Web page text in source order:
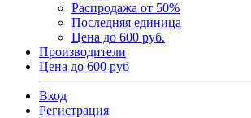
Распродажа от 50%
Последняя единица
Цена до 600 руб.
Производители
Цена до 600 руб
Вход
Регистрация